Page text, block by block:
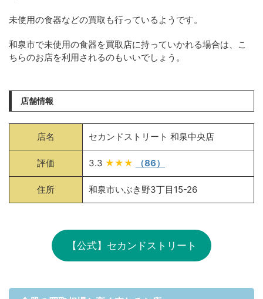
未使用の食器などの買取も行っているようです。
和泉市で未使用の食器を買取店に持っていかれる場合は、こ
ちらのお店を利用されるのもいいでしょう。
店舗情報
店名 セカンドストリート 和泉中央店
評価 3.3 ★★★ （86）
住所 和泉市いぶき野3丁目15-26
【公式】セカンドストリート